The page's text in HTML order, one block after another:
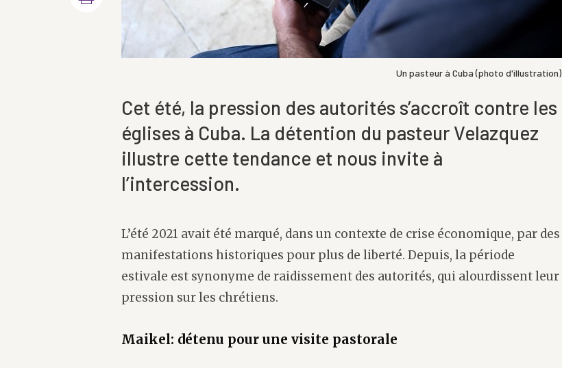
Un pasteur à Cuba (photo d'illustration).
Cet été, la pression des autorités s’accroît contre les
églises à Cuba. La détention du pasteur Velazquez
illustre cette tendance et nous invite à
l’intercession.
L’été 2021 avait été marqué, dans un contexte de crise économique, par des
manifestations historiques pour plus de liberté. Depuis, la période
estivale est synonyme de raidissement des autorités, qui alourdissent leur
pression sur les chrétiens.
Maikel: détenu pour une visite pastorale